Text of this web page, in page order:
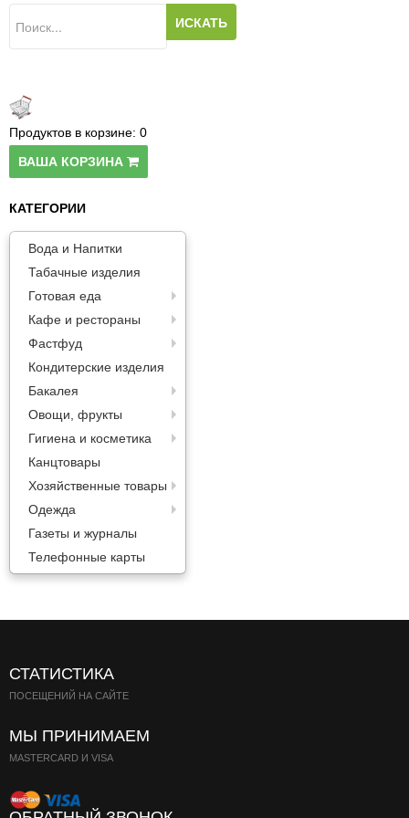
Продуктов в корзине: 0
ВАША КОРЗИНА
КАТЕГОРИИ
Вода и Напитки
Табачные изделия
Готовая еда
Кафе и рестораны
Фастфуд
Кондитерские изделия
Бакалея
Овощи, фрукты
Гигиена и косметика
Канцтовары
Хозяйственные товары
Одежда
Газеты и журналы
Телефонные карты
СТАТИСТИКА
ПОСЕЩЕНИЙ НА САЙТЕ
МЫ ПРИНИМАЕМ
MASTERCARD И VISA